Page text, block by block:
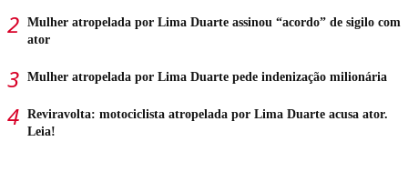
Mulher atropelada por Lima Duarte assinou “acordo” de sigilo com
ator
Mulher atropelada por Lima Duarte pede indenização milionária
Reviravolta: motociclista atropelada por Lima Duarte acusa ator.
Leia!